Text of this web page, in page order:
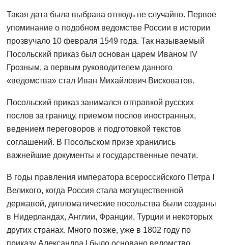
Такая дата была выбрана отнюдь не случайно. Первое
упоминание о подобном ведомстве России в истории
прозвучало 10 февраля 1549 года. Так называемый
Посольский приказ был основан царем Иваном IV
Грозным, а первым руководителем данного
«ведомства» стал Иван Михайлович Висковатов.
Посольский приказ занимался отправкой русских
послов за границу, приемом послов иностранных,
ведением переговоров и подготовкой текстов
соглашений. В Посольском призе хранились
важнейшие документы и государственные печати.
В годы правления императора всероссийского Петра I
Великого, когда Россия стала могущественной
державой, дипломатические посольства были созданы
в Нидерландах, Англии, Франции, Турции и некоторых
других странах. Много позже, уже в 1802 году по